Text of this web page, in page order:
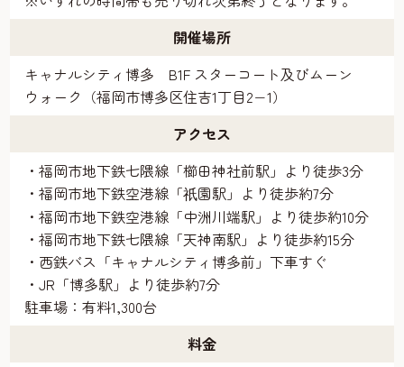
開催場所
キャナルシティ博多 B1F スターコート及びムーン
ウォーク（福岡市博多区住吉1丁目2−1）
アクセス
・福岡市地下鉄七隈線「櫛田神社前駅」より徒歩3分
・福岡市地下鉄空港線「祇園駅」より徒歩約7分
・福岡市地下鉄空港線「中洲川端駅」より徒歩約10分
・福岡市地下鉄七隈線「天神南駅」より徒歩約15分
・西鉄バス「キャナルシティ博多前」下車すぐ
・JR「博多駅」より徒歩約7分
駐車場：有料1,300台
料金